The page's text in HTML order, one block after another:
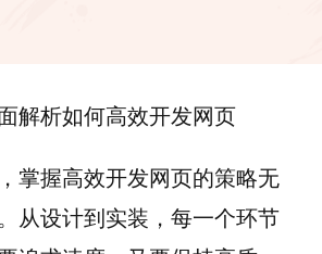
解析如何高效开发网页
掌握高效开发网页的策略无
从设计到实装，每一个环节